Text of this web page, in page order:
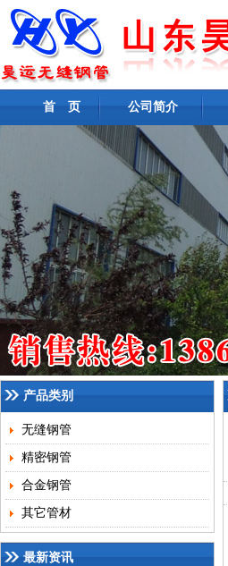
首 页 公司简介
产品类别
无缝钢管
精密钢管
合金钢管
其它管材
最新资讯